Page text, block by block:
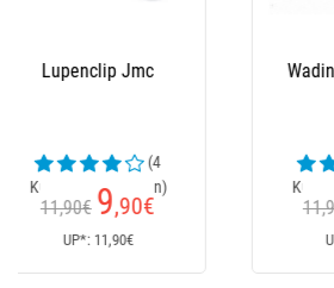
Herrenjacke Plastimo
144€ Ab 98
UP*: 152€